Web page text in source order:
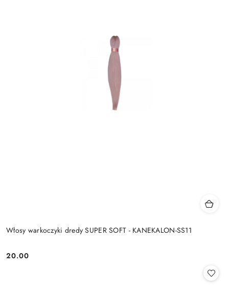
Włosy warkoczyki dredy SUPER SOFT - KANEKALON-SS11
Cena:
20.00